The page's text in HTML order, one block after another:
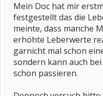
Mein Doc hat mir
festgestellt das die
meinte, dass manche
erhöhte Leberwerte
garnicht mal schon
sondern kann auch
schon passieren.